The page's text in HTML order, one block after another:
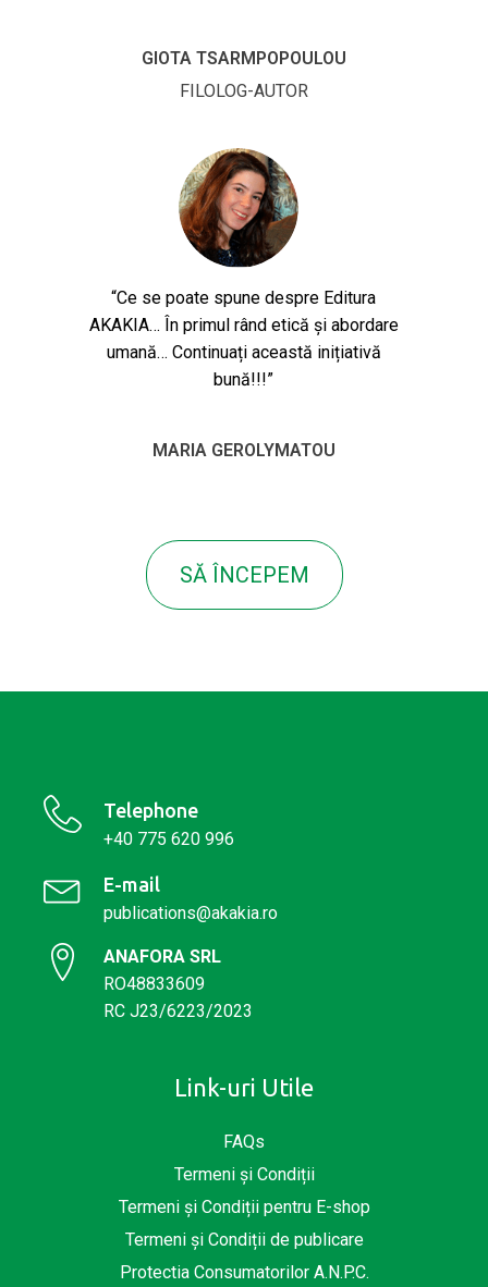
GIOTA TSARMPOPOULOU
FILOLOG-AUTOR
“Ce se poate spune despre Editura
AKAKIA… În primul rând etică și abordare
umană… Continuați această inițiativă
bună!!!”
MARIA GEROLYMATOU
SĂ ÎNCEPEM
Telephone
+40 775 620 996
E-mail
publications@akakia.ro
ANAFORA SRL
RO48833609
RC J23/6223/2023
Link-uri Utile
FAQs
Termeni și Condiții
Termeni și Condiții pentru E-shop
Termeni și Condiții de publicare
Protectia Consumatorilor A.N.P.C.